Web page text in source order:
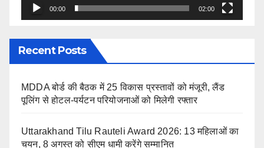
00:00 02:00
Recent Posts
MDDA बोर्ड की बैठक में 25 विकास प्रस्तावों को मंजूरी, लैंड
पूलिंग से होटल-पर्यटन परियोजनाओं को मिलेगी रफ्तार
Uttarakhand Tilu Rauteli Award 2026: 13 महिलाओं का
चयन, 8 अगस्त को सीएम धामी करेंगे सम्मानित